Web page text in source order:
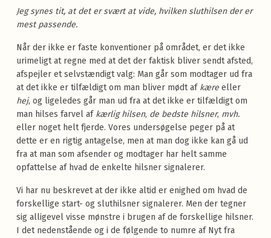
Jeg synes tit, at det er svært at vide, hvilken sluthilsen der er
mest passende.
Når der ikke er faste konventioner på området, er det ikke
urimeligt at regne med at det der faktisk bliver sendt afsted,
afspejler et selvstændigt valg: Man går som modtager ud fra
at det ikke er tilfældigt om man bliver mødt af kæreeller
hej, og ligeledes går man ud fra at det ikke er tilfældigt om
man hilses farvel af kærlig hilsen, de bedste hilsner, mvh.
eller noget helt fjerde. Vores undersøgelse peger på at
dette er en rigtig antagelse, men at man dog ikke kan gå ud
fra at man som afsender og modtager har helt samme
opfattelse af hvad de enkelte hilsner signalerer.
Vi har nu beskrevet at der ikke altid er enighed om hvad de
forskellige start- og sluthilsner signalerer. Men der tegner
sig alligevel visse mønstre i brugen af de forskellige hilsner.
I det nedenstående og i de følgende to numre af Nyt fra